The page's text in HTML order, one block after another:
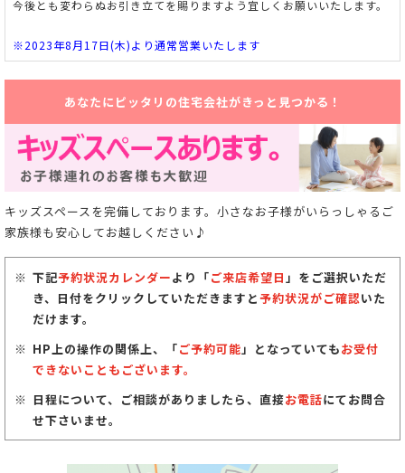
今後とも変わらぬお引き立てを賜りますよう宜しくお願いいたします。
※2023年8月17日(木)より通常営業いたします
あなたにピッタリの住宅会社がきっと見つかる！
キッズスペースを完備しております。小さなお子様がいらっしゃるご
家族様も安心してお越しください♪
下記予約状況カレンダーより「ご来店希望日」をご選択いただ
き、日付をクリックしていただきますと予約状況がご確認いた
だけます。
HP上の操作の関係上、「ご予約可能」となっていてもお受付
できないこともございます。
日程について、ご相談がありましたら、直接お電話にてお問合
せ下さいませ。